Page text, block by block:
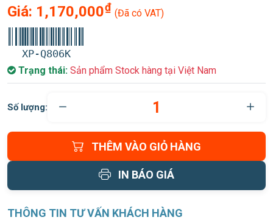
Giá: 1,170,000₫ (Đã có VAT)
XP-Q806K
Trạng thái: Sản phẩm Stock hàng tại Việt Nam
Số lượng:
THÊM VÀO GIỎ HÀNG
IN BÁO GIÁ
THÔNG TIN TƯ VẤN KHÁCH HÀNG